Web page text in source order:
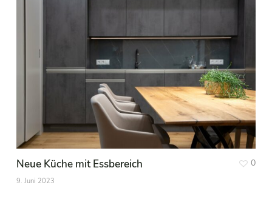
Neue Küche mit Essbereich
9. Juni 2023
0